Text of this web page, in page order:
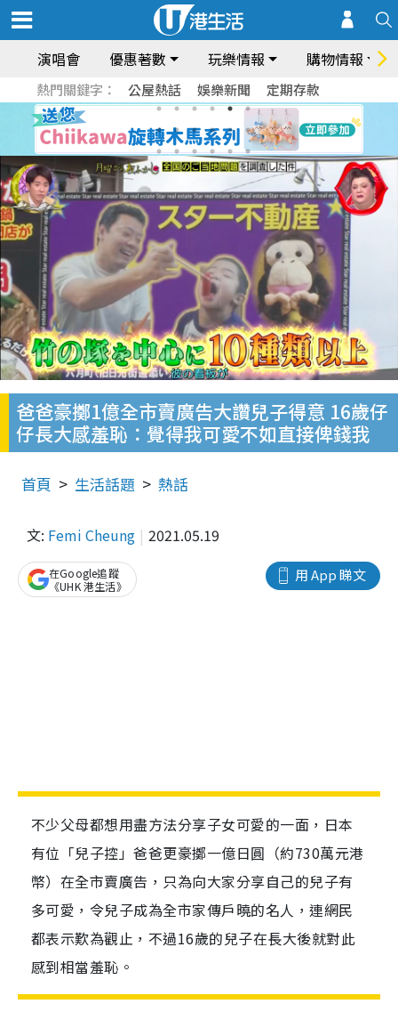
演唱會 優惠著數 玩樂情報 購物情報
熱門關鍵字： 公屋熱話 娛樂新聞 定期存款
爸爸豪擲1億全市賣廣告大讚兒子得意 16歲仔
仔長大感羞恥：覺得我可愛不如直接俾錢我
首頁 生活話題 熱話
文: Femi Cheung 2021.05.19
用 App 睇文
在Google追蹤
《UHK 港生活》
不少父母都想用盡方法分享子女可愛的一面，日本
有位「兒子控」爸爸更豪擲一億日圓（約730萬元港
幣）在全市賣廣告，只為向大家分享自己的兒子有
多可愛，令兒子成為全市家傳戶曉的名人，連網民
都表示歎為觀止，不過16歲的兒子在長大後就對此
感到相當羞恥。